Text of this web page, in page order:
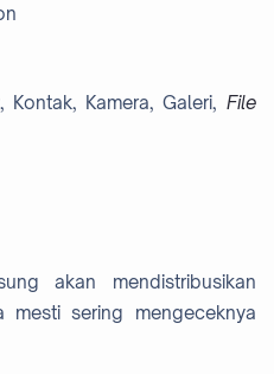
Kamera, Galeri, File
akan mendistribusikan
sering mengeceknya